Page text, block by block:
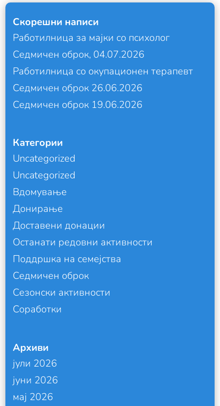
Скорешни написи
Работилница за мајки со психолог
Седмичен оброк, 04.07.2026
Работилница со окупационен терапевт
Седмичен оброк 26.06.2026
Седмичен оброк 19.06.2026
Категории
Uncategorized
Uncategorized
Вдомување
Донирање
Доставени донации
Останати редовни активности
Поддршка на семејства
Седмичен оброк
Сезонски активности
Соработки
Архиви
јули 2026
јуни 2026
мај 2026